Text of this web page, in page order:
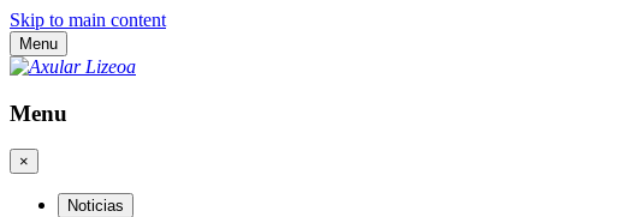
Skip to main content
Menu
Menu
×
Noticias